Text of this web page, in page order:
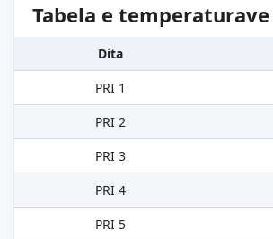
Tabela e
Dita
PRI 1
PRI 2
PRI 3
PRI 4
PRI 5